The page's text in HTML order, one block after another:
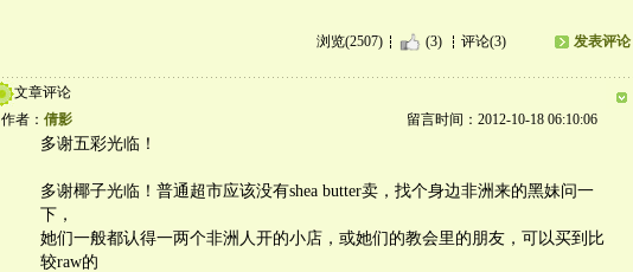
浏览(2507) (3) 评论(3) 发表评论
文章评论
作者： 倩影 留言时间：2012-10-18 06:10:06
多谢五彩光临！
多谢椰子光临！普通超市应该没有shea butter卖，找个身边非洲来的黑妹问一
下，
她们一般都认得一两个非洲人开的小店，或她们的教会里的朋友，可以买到比
较raw的